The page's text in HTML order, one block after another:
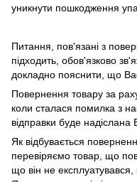
уникнути пошкодження
Питання, пов'язані з
підходить, обов'язково
докладно пояснити, що
Повернення товару за
коли сталася помилка з
відправки буде
Як відбувається
перевіряємо товар, що
що він не експлуатувався,